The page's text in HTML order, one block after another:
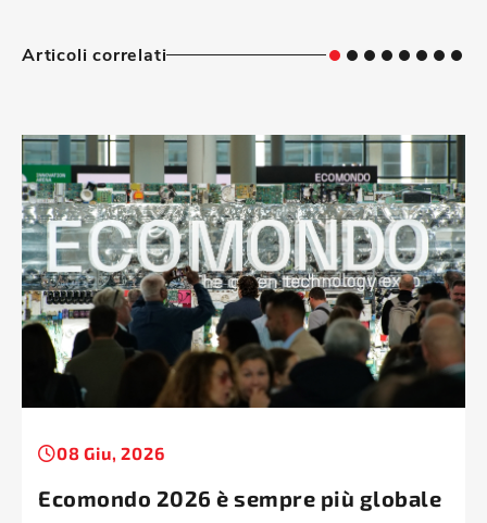
Articoli correlati
08 Giu, 2026
Ecomondo 2026 è sempre più globale